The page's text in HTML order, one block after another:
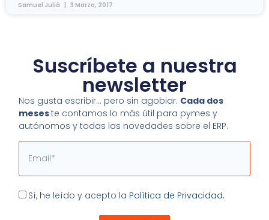
Samuel Juliá 3 Marzo, 2017
Suscríbete a nuestra
newsletter
Nos gusta escribir… pero sin agobiar. Cada dos
meseste contamos lo más útil para pymes y
autónomos y todas las novedades sobre el ERP.
Email
Aceptación
Sí, he leído y acepto la Política de Privacidad.